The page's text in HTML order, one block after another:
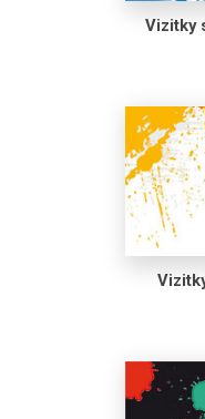
Vizitky